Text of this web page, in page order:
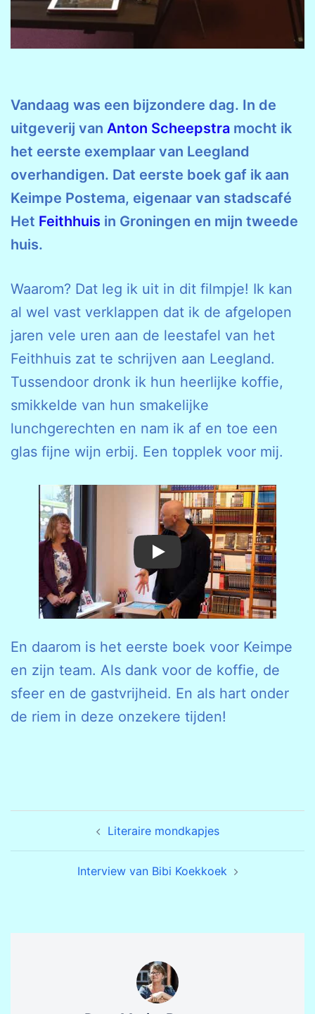
Vandaag was een bijzondere dag. In de
uitgeverij van Anton Scheepstra mocht ik
het eerste exemplaar van Leegland
overhandigen. Dat eerste boek gaf ik aan
Keimpe Postema, eigenaar van stadscafé
Het Feithhuis in Groningen en mijn tweede
huis.
Waarom? Dat leg ik uit in dit filmpje! Ik kan
al wel vast verklappen dat ik de afgelopen
jaren vele uren aan de leestafel van het
Feithhuis zat te schrijven aan Leegland.
Tussendoor dronk ik hun heerlijke koffie,
smikkelde van hun smakelijke
lunchgerechten en nam ik af en toe een
glas fijne wijn erbij. Een topplek voor mij.
Play
En daarom is het eerste boek voor Keimpe
en zijn team. Als dank voor de koffie, de
sfeer en de gastvrijheid. En als hart onder
de riem in deze onzekere tijden!
Literaire mondkapjes
Interview van Bibi Koekkoek